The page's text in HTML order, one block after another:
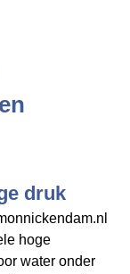
druk
hoge
water onder